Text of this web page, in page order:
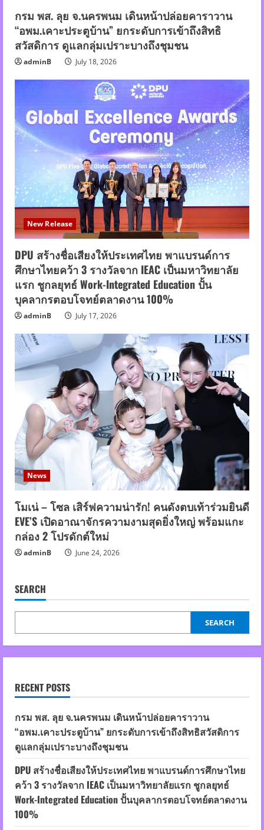
กรม พส. ลุย จ.นครพนม เดินหน้าปล่อยคาราวาน
“อพม.เคาะประตูบ้าน” ยกระดับการเข้าถึงสิทธิ
สวัสดิการ ดูแลกลุ่มเปราะบางถึงชุมชน
adminB July 18, 2026
New Release
DPU สร้างชื่อเสียงให้ประเทศไทย พาแบรนด์การ
ศึกษาไทยคว้า 3 รางวัลจาก IEAC เป็นมหาวิทยาลัย
แรก ชูกลยุทธ์ Work-Integrated Education ปั้น
บุคลากรตอบโจทย์ตลาดงาน 100%
adminB July 17, 2026
News
โมเน่ – โซล เสิร์ฟความน่ารัก! คนดังตบเท้าร่วมยินดี
EVE’S เปิดอาณาจักรความงามสุดยิ่งใหญ่ พร้อมแกะ
กล่อง 2 โปรดักต์ใหม่
adminB June 24, 2026
SEARCH
SEARCH
RECENT POSTS
กรม พส. ลุย จ.นครพนม เดินหน้าปล่อยคาราวาน
“อพม.เคาะประตูบ้าน” ยกระดับการเข้าถึงสิทธิสวัสดิการ
ดูแลกลุ่มเปราะบางถึงชุมชน
DPU สร้างชื่อเสียงให้ประเทศไทย พาแบรนด์การศึกษาไทย
คว้า 3 รางวัลจาก IEAC เป็นมหาวิทยาลัยแรก ชูกลยุทธ์
Work-Integrated Education ปั้นบุคลากรตอบโจทย์ตลาดงาน
100%